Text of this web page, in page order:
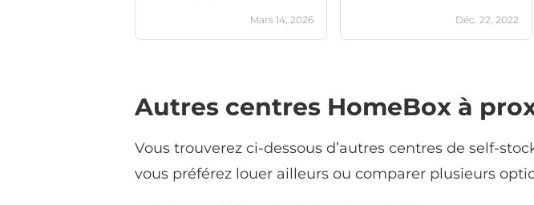
Mars 14, 2026 Déc. 22, 2022
Autres centres HomeBox à
Vous trouverez ci-dessous d’autres centres de self-
vous préférez louer ailleurs ou comparer plusieurs